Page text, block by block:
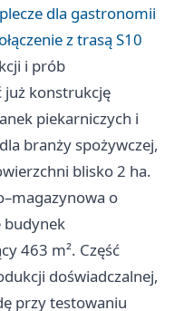
dla gastronomii
z trasą S10
i prób
już konstrukcję
piekarniczych i
branży spożywczej,
blisko 2 ha.
o
budynek
463 m². Część
doświadczalnej,
przy testowaniu